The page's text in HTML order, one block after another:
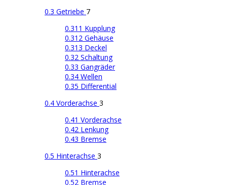
0.3 Getriebe 7
0.311 Kupplung
0.312 Gehäuse
0.313 Deckel
0.32 Schaltung
0.33 Gangräder
0.34 Wellen
0.35 Differential
0.4 Vorderachse 3
0.41 Vorderachse
0.42 Lenkung
0.43 Bremse
0.5 Hinterachse 3
0.51 Hinterachse
0.52 Bremse